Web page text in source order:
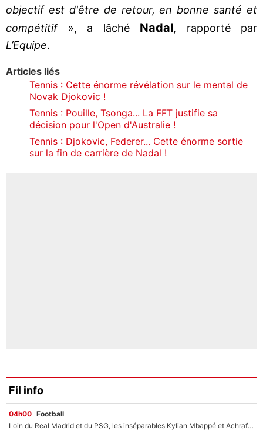
objectif est d'être de retour, en bonne santé et
compétitif», a lâché Nadal, rapporté par
L’Equipe.
Articles liés
Tennis : Cette énorme révélation sur le mental de
Novak Djokovic !
Tennis : Pouille, Tsonga... La FFT justifie sa
décision pour l'Open d'Australie !
Tennis : Djokovic, Federer... Cette énorme sortie
sur la fin de carrière de Nadal !
Fil info
04h00 Football
Loin du Real Madrid et du PSG, les inséparables Kylian Mbappé et Achraf Hakimi changent d'équipe le temps d'une journée !